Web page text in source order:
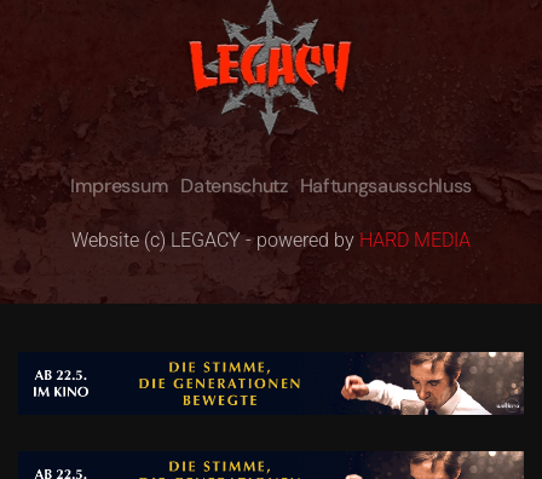
Impressum Datenschutz Haftungsausschluss
Website (c) LEGACY - powered by HARD MEDIA